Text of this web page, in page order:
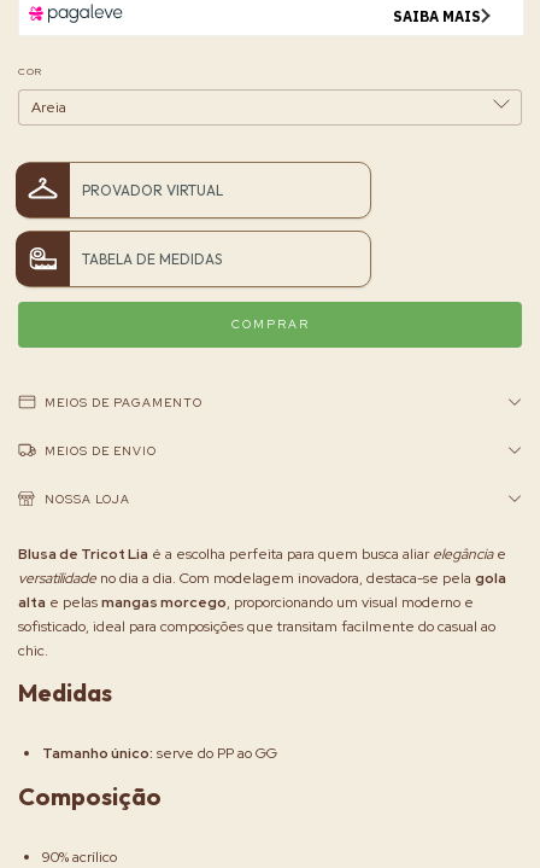
COR
PROVADOR VIRTUAL
TABELA DE MEDIDAS
MEIOS DE PAGAMENTO
MEIOS DE ENVIO
NOSSA LOJA
Blusa de Tricot Lia é a escolha perfeita para quem busca aliarelegânciae
versatilidade no dia a dia. Com modelagem inovadora, destaca-se pela gola
alta e pelasmangas morcego, proporcionando um visual moderno e
sofisticado, ideal para composições que transitam facilmente do casual ao
chic.
Medidas
Tamanho único: serve do PP ao GG
Composição
90% acrílico